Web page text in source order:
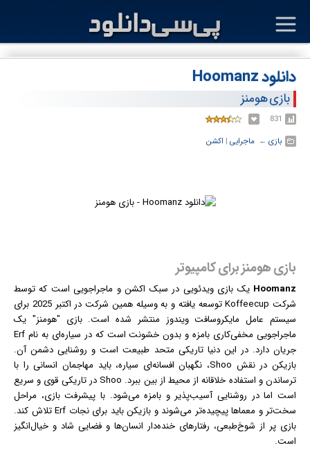
دانلود Hoomanz
بازی هومنز
831
بازی ← ‏ ماجرایی ‏| اکشن
بازی هومنز برای کامپیوتر
Hoomanz یک بازی ویدئویی در سبک اکشن و ماجراجویی است که توسط
شرکت Koffeecup توسعه یافته و به وسیله همین شرکت در اکتبر 2025 برای
سیستم عامل مایکروسافتویندوز منتشر شده است. بازی "هومنز" یک
ماجراجویی مخفی‌کاری بامزه و بدون خشونت است که در سیاره‌ای به نام Erf
جریان دارد. در این دنیا تاریکی متحد طبیعت است و روشنایی دشمن آن.
بازیکن در نقش Shoo، نگهبان افسانه‌ای سیاره، باید مهاجمان انسانی را با
ترساندن و استفاده خلاقانه از محیط از بین ببرد. Shoo در تاریکی قوی و سریع
است اما در روشنایی آسیب‌پذیر و بامزه می‌شود. با پیشرفت بازی، مراحل
سخت‌تر و معماها پیچیده‌تر می‌شوند و بازیکن باید برای نجات Erf تلاش کند.
بازی پر از شوخ‌طبعی، رفتارهای خنده‌دار انسان‌ها و فضایی شاد و خیال‌انگیز
است.